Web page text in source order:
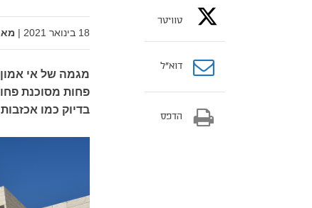
18 בינואר 2021 |
מגמה של אי
פחות מסוכנת
בדיוק כמו
טוויטר
דוא”ל
הדפס